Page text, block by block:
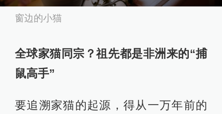
窗边的小猫
全球家猫同宗？祖先都是非洲来的“捕
鼠高手”
要追溯家猫的起源，得从一万年前的